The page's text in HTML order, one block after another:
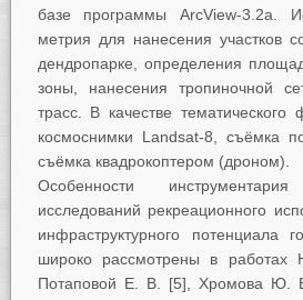
базе программы ArcView-3.2a.
метрия для нанесения участков
дендропарке, определения
зоны, нанесения тропиночной
трасс. В качестве тематического
космоснимки Landsat-8, съёмка
съёмка квадрокоптером (дроном).
Особенности
исследований рекреационного
инфраструктурного потенциала
широко рассмотрены в работах
Потаповой Е. В. [5], Хромова Ю.